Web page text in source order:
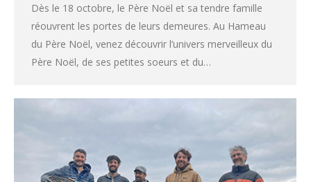
Dès le 18 octobre, le Père Noël et sa tendre famille
réouvrent les portes de leurs demeures. Au Hameau
du Père Noël, venez découvrir l’univers merveilleux du
Père Noël, de ses petites soeurs et du…